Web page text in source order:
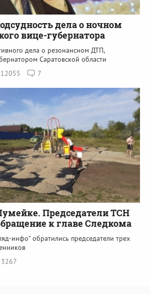
дела о ночном
вице-губернатора
дела о резонансном ДТП,
Саратовской области
12055 7
Председатели ТСН
к главе Следкома
инфо" обратились председатели трех
3267